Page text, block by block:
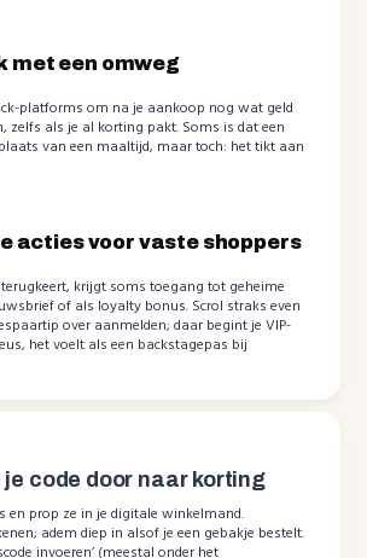
met een omweg
platforms om na je aankoop nog wat geld
zelfs als je al korting pakt. Soms is dat een
van een maaltijd, maar toch: het tikt aan
acties voor vaste shoppers
krijgt soms toegang tot geheime
of als loyalty bonus. Scrol straks even
over aanmelden; daar begint je VIP-
het voelt als een backstagepas bij
je code door naar korting
en prop ze in je digitale winkelmand.
adem diep in alsof je een gebakje bestelt.